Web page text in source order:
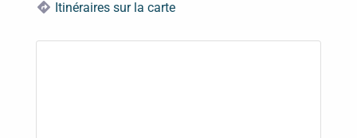
Itinéraires sur la carte